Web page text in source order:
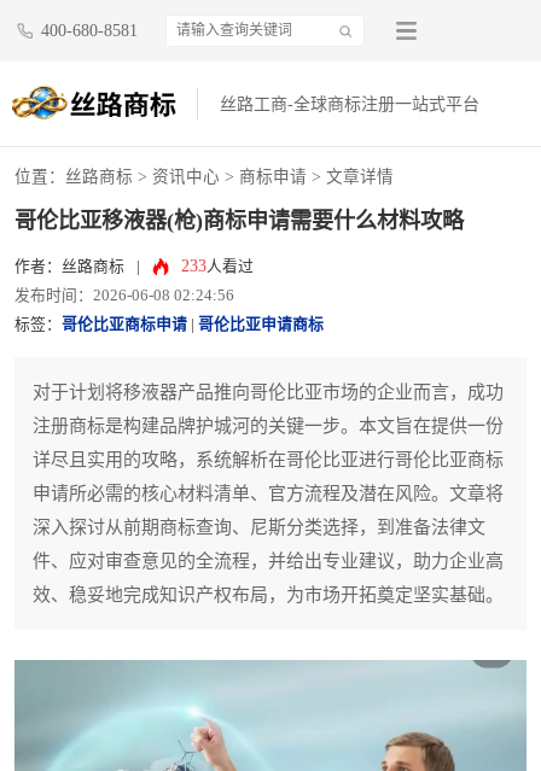
400-680-8581
丝路工商-全球商标注册一站式平台
位置： 丝路商标 > 资讯中心 > 商标申请 > 文章详情
哥伦比亚移液器(枪)商标申请需要什么材料攻略
作者：丝路商标 233人看过
发布时间：2026-06-08 02:24:56
标签： 哥伦比亚商标申请 哥伦比亚申请商标
对于计划将移液器产品推向哥伦比亚市场的企业而言，成功
注册商标是构建品牌护城河的关键一步。本文旨在提供一份
详尽且实用的攻略，系统解析在哥伦比亚进行哥伦比亚商标
申请所必需的核心材料清单、官方流程及潜在风险。文章将
深入探讨从前期商标查询、尼斯分类选择，到准备法律文
件、应对审查意见的全流程，并给出专业建议，助力企业高
效、稳妥地完成知识产权布局，为市场开拓奠定坚实基础。